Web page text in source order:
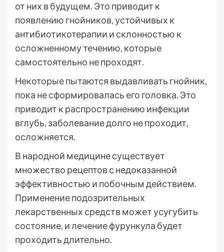
от них в будущем. Это приводит к
появлению гнойников, устойчивых к
антибиотикотерапии и склонностью к
осложненному течению, которые
самостоятельно не проходят.
Некоторые пытаются выдавливать гнойник,
пока не сформировалась его головка. Это
приводит к распространению инфекции
вглубь, заболевание долго не проходит,
осложняется.
В народной медицине существует
множество рецептов с недоказанной
эффективностью и побочным действием.
Применение подозрительных
лекарственных средств может усугубить
состояние, и лечение фурункула будет
проходить длительно.